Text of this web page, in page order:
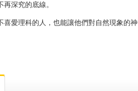
再深究的底線。
喜愛理科的人，也能讓他們對自然現象的